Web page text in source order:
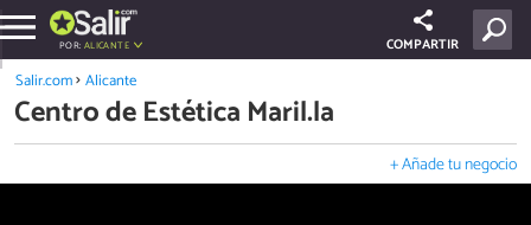
POR: ALICANTE COMPARTIR
Salir.com Alicante
Centro de Estética Maril.la
+ Añade tu negocio